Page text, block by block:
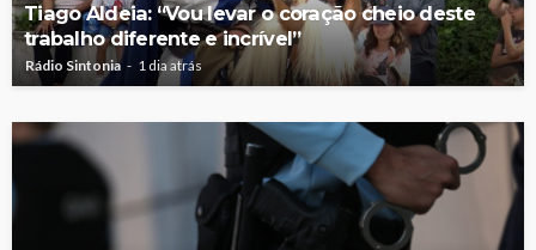
Tiago Aldeia: “Vou levar o coração cheio deste
trabalho diferente e incrível”
Rádio Sintonia 1 dia atrás